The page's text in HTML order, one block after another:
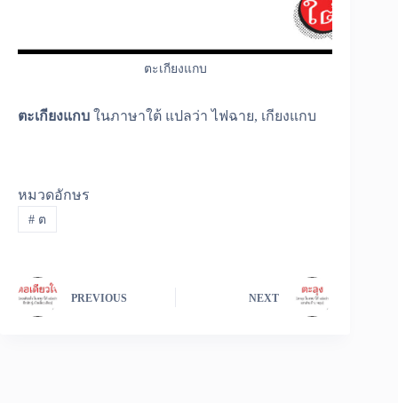
ตะเกียงแกบ
ตะเกียงแกบ ในภาษาใต้ แปลว่า ไฟฉาย, เกียงแกบ
หมวดอักษร
#ต
PREVIOUS NEXT